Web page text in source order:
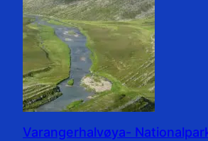
Varangerhalvøya-